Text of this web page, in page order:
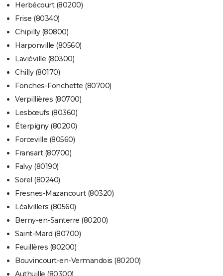
Herbécourt (80200)
Frise (80340)
Chipilly (80800)
Harponville (80560)
Laviéville (80300)
Chilly (80170)
Fonches-Fonchette (80700)
Verpillières (80700)
Lesbœufs (80360)
Éterpigny (80200)
Forceville (80560)
Fransart (80700)
Falvy (80190)
Sorel (80240)
Fresnes-Mazancourt (80320)
Léalvillers (80560)
Berny-en-Santerre (80200)
Saint-Mard (80700)
Feuillères (80200)
Bouvincourt-en-Vermandois (80200)
Authuille (80300)